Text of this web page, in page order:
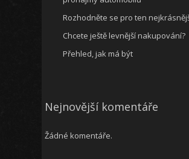
Rozhodněte se pro ten
Chcete ještě levnější nakupování?
Přehled, jak má být
Nejnovější komentáře
Žádné komentáře.